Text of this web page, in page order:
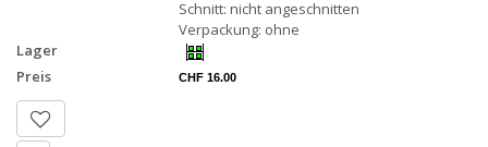
Schnitt: nicht angeschnitten
Verpackung: ohne
Lager
Preis
CHF 16.00